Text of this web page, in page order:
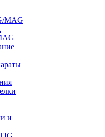
MAG
и